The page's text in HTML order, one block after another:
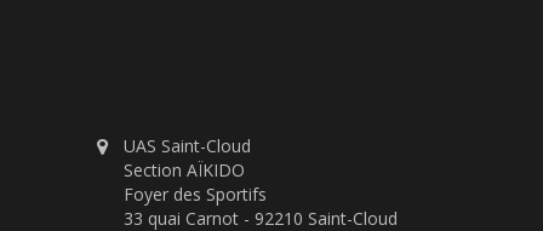
UAS Saint-Cloud
Section AÏKIDO
Foyer des Sportifs
33 quai Carnot - 92210 Saint-Cloud